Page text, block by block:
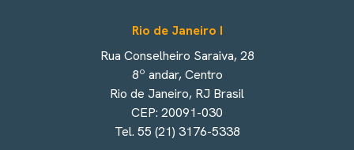
Rio de Janeiro I
Rua Conselheiro Saraiva, 28
8º andar, Centro
Rio de Janeiro, RJ Brasil
CEP: 20091-030
Tel. 55 (21) 3176-5338